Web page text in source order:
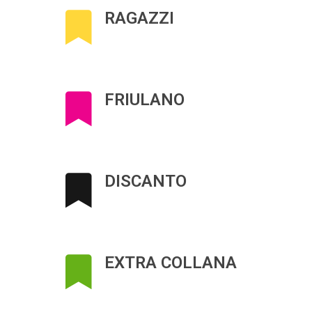
RAGAZZI
FRIULANO
DISCANTO
EXTRA COLLANA